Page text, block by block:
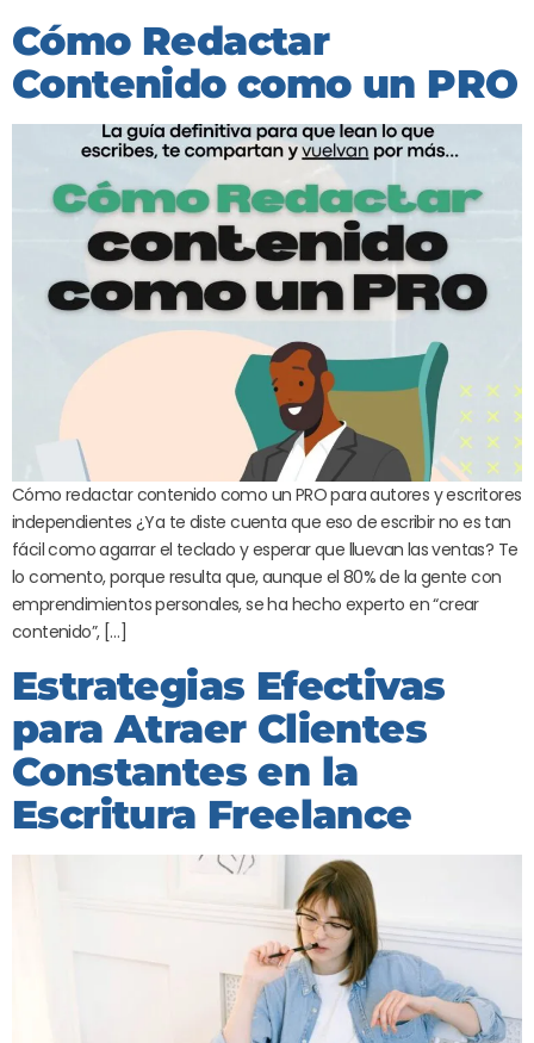
Cómo Redactar
Contenido como un PRO
Cómo redactar contenido como un PRO para autores y escritores
independientes ¿Ya te diste cuenta que eso de escribir no es tan
fácil como agarrar el teclado y esperar que lluevan las ventas? Te
lo comento, porque resulta que, aunque el 80% de la gente con
emprendimientos personales, se ha hecho experto en “crear
contenido”, […]
Estrategias Efectivas
para Atraer Clientes
Constantes en la
Escritura Freelance